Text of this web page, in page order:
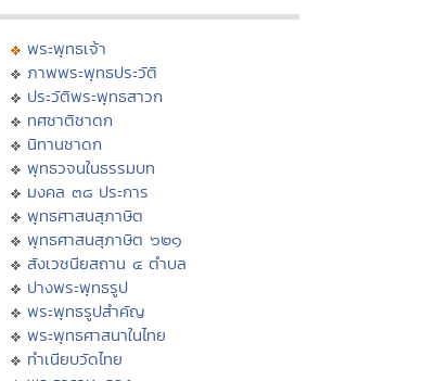
พระพุทธเจ้า
ภาพพระพุทธประวัติ
ประวัติพระพุทธสาวก
ทศชาติชาดก
นิทานชาดก
พุทธวจนในธรรมบท
มงคล ๓๘ ประการ
พุทธศาสนสุภาษิต
พุทธศาสนสุภาษิต ๖๒๑
สังเวชนียสถาน ๔ ตำบล
ปางพระพุทธรูป
พระพุทธรูปสำคัญ
พระพุทธศาสนาในไทย
ทำเนียบวัดไทย